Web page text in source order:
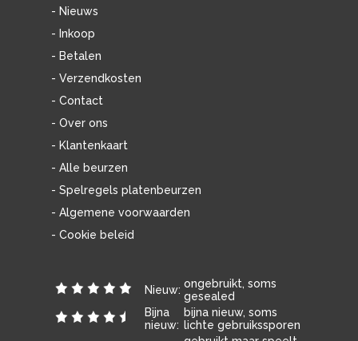
- Nieuws
- Inkoop
- Betalen
- Verzendkosten
- Contact
- Over ons
- Klantenkaart
- Alle beurzen
- Spelregels platenbeurzen
- Algemene voorwaarden
- Cookie beleid
Nieuw: ongebruikt, soms
gesealed
Bijna
nieuw:
bijna nieuw, soms
lichte gebruikssporen